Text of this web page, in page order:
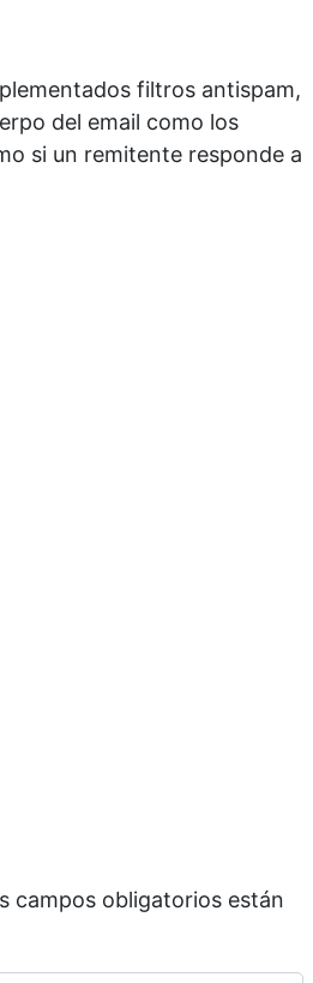
filtros antispam,
del email como los
si un remitente responde a
campos obligatorios están